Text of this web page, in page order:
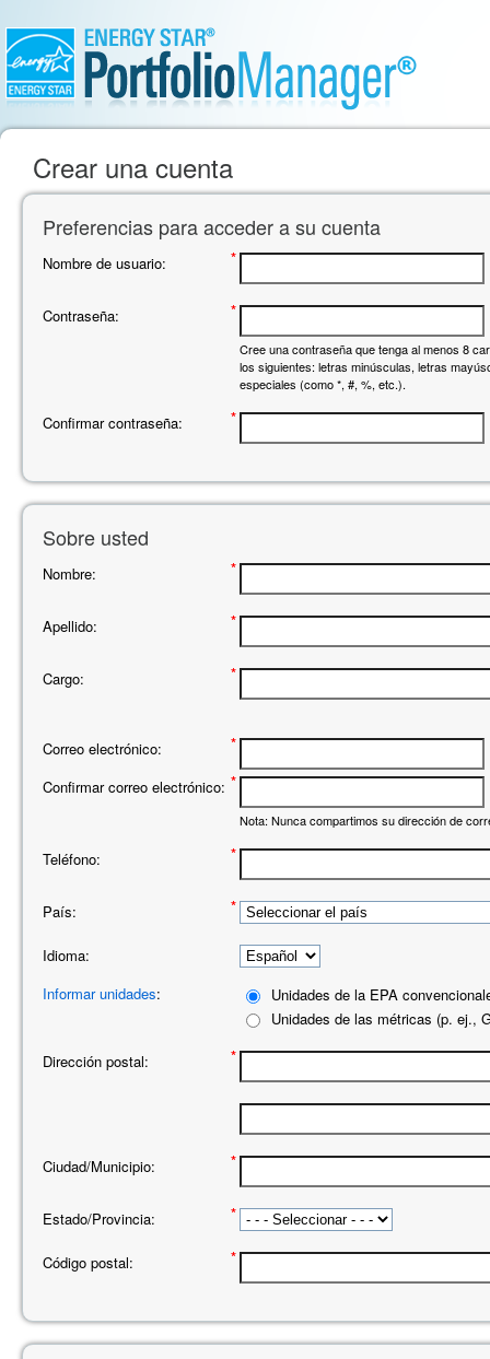
Crear una cuenta
Preferencias para acceder a su cuenta
Nombre de usuario: *
Contraseña: *
Cree una contraseña que tenga al menos 8
los siguientes: letras minúsculas, letras
especiales (como *, #, %, etc.).
Confirmar contraseña: *
Sobre usted
Nombre: *
Apellido: *
Cargo: *
Correo electrónico: *
Confirmar correo electrónico: *
Nota: Nunca compartimos su dirección de
Teléfono: *
País: *
Idioma:
Informar unidades:
Unidades de la EPA
Unidades de las métricas (p. ej.,
Dirección postal: *
Ciudad/Municipio: *
Estado/Provincia: *
Código postal: *